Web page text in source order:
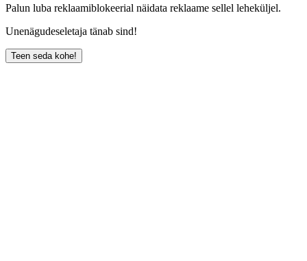
Palun luba reklaamiblokeerial näidata reklaame sellel leheküljel.
Unenägudeseletaja tänab sind!
Teen seda kohe!